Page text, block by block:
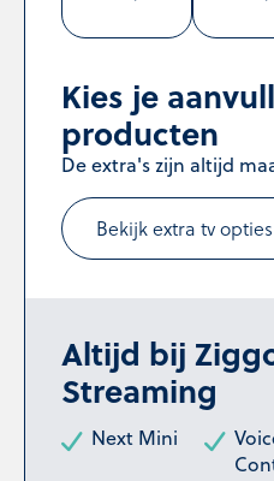
Kies je
producten
De extra's zijn altijd
Bekijk extra tv opties
Altijd bij
Streaming
Next Mini